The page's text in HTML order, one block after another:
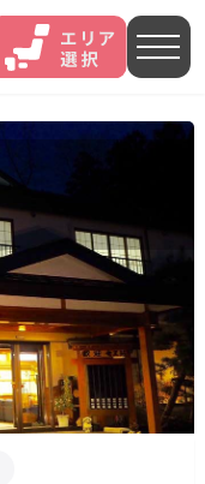
熱海
鬼怒川
三谷
菊池